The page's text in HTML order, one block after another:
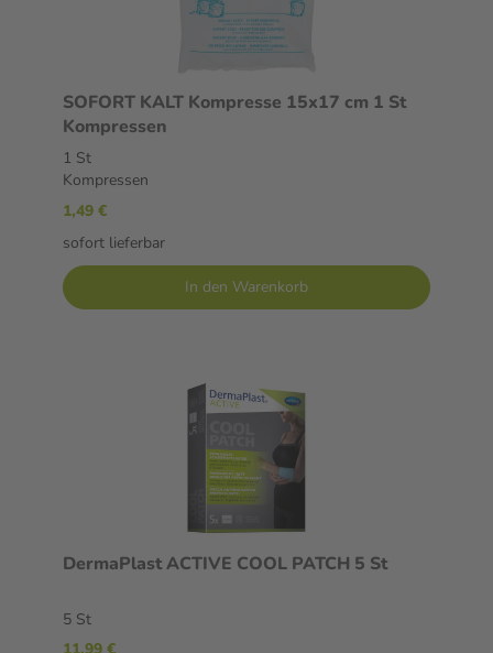
SOFORT KALT Kompresse 15x17 cm 1 St
Kompressen
1 St
Kompressen
1,49 €
sofort lieferbar
In den Warenkorb
DermaPlast ACTIVE COOL PATCH 5 St
5 St
11,99 €